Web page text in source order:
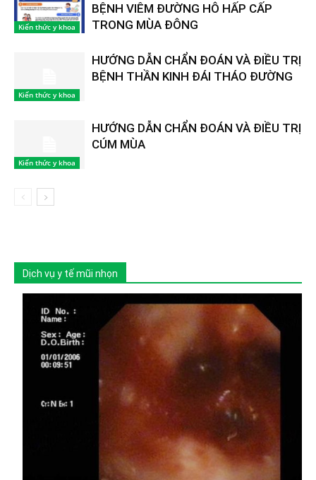
Kiến thức y khoa
BỆNH VIÊM ĐƯỜNG HÔ HẤP CẤP
TRONG MÙA ĐÔNG
Kiến thức y khoa
HƯỚNG DẪN CHẨN ĐOÁN VÀ ĐIỀU TRỊ
BỆNH THẦN KINH ĐÁI THÁO ĐƯỜNG
Kiến thức y khoa
HƯỚNG DẪN CHẨN ĐOÁN VÀ ĐIỀU TRỊ
CÚM MÙA
Dịch vụ y tế mũi nhọn